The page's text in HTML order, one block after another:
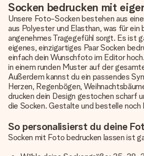
Socken bedrucken mit
Unsere Foto-Socken bestehen aus
aus Polyester und Elasthan, was für ein
angenehmes Tragegefühl sorgt. Es ist
eigenes, einzigartiges Paar Socken
einfach dein Wunschfoto im Editor
in einem runden Muster auf der
Außerdem kannst du ein passendes
Herzen, Regenbögen,
drucken dein Design gestochen scharf
die Socken. Gestalte und bestelle noch
So personalisierst du deine
Socken mit Foto bedrucken lassen ist